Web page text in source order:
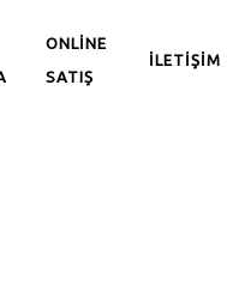
ONLİNE
SATIŞ
İLETİŞİM